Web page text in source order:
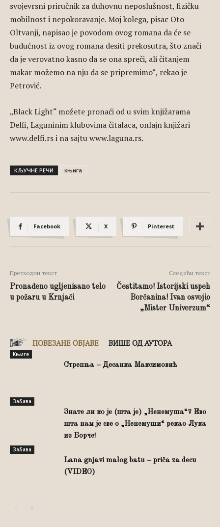
svojevrsni priručnik za duhovnu neposlušnost, fizičku
mobilnost i nepokoravanje. Moj kolega, pisac Oto
Oltvanji, napisao je povodom ovog romana da će se
budućnost iz ovog romana desiti prekosutra, što znači
da je verovatno kasno da se ona spreči, ali čitanjem
makar možemo na nju da se pripremimo“, rekao je
Petrović.
„Black Light“ možete pronaći od u svim knjižarama
Delfi, Laguninim klubovima čitalaca, onlajn knjižari
www.delfi.rs i na sajtu www.laguna.rs.
КЉУЧНЕ РЕЧИ књига
Facebook X Pinterest
Претходни текст
Pronađeno ugljenisano telo
u požaru u Krnjači
Следећи текст
Čestitamo! Istorijski uspeh
Borčanina! Ivan osvojio
„Mister Univerzum“
ПОВЕЗАНЕ ОБЈАВЕ ВИШЕ ОД АУТОРА
Књиге
Стрепња – Десанка Максимовић
Забава
Знате ли ко је (шта је) „Ненемуша“? Ево
шта нам је све о „Ненемуши“ рекао Лука
из Борче!
Забава
Lana gnjavi malog batu – priča za decu
(VIDEO)